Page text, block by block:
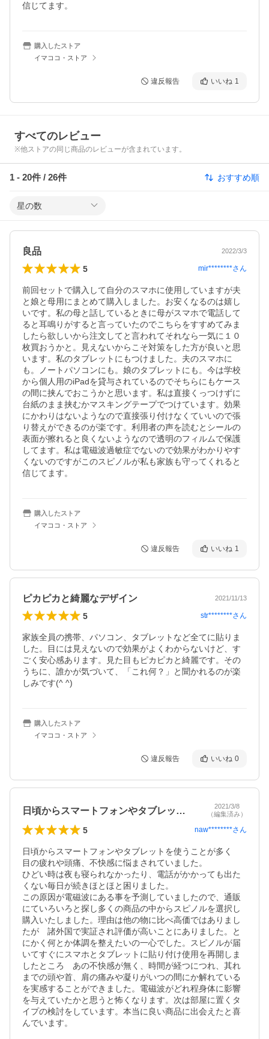
信じてます。
購入したストア
イマココ・ストア
違反報告 いいね 1
すべてのレビュー
※他ストアの同じ商品のレビューが含まれています。
1 - 20件 / 26件 おすすめ順
星の数
良品 2022/3/3
5 mir********さん
前回セットで購入して自分のスマホに使用していますが夫
と娘と母用にまとめて購入しました。お安くなるのは嬉し
いです。私の母と話しているときに母がスマホで電話して
ると耳鳴りがすると言っていたのでこちらをすすめてみま
したら欲しいから注文してと言われてそれなら一気に１０
枚買おうかと。見えないからこそ対策をした方が良いと思
います。私のタブレットにもつけました。夫のスマホに
も。ノートパソコンにも。娘のタブレットにも。今は学校
から個人用のiPadを貸与されているのでそちらにもケース
の間に挟んでおこうかと思います。私は直接くっつけずに
台紙のまま挟むかマスキングテープでつけています。効果
にかわりはないようなので直接張り付けなくていいので張
り替えができるのが楽です。利用者の声を読むとシールの
表面が擦れると良くないようなので透明のフィルムで保護
してます。私は電磁波過敏症でないので効果がわかりやす
くないのですがこのスピノルが私も家族も守ってくれると
信じてます。
購入したストア
イマココ・ストア
違反報告 いいね 1
ピカピカと綺麗なデザイン 2021/11/13
5 str********さん
家族全員の携帯、パソコン、タブレットなど全てに貼りま
した。目には見えないので効果がよくわからないけど、す
ごく安心感あります。見た目もピカピカと綺麗です。その
うちに、誰かが気づいて、「これ何？」と聞かれるのが楽
しみです(^ ^)
購入したストア
イマココ・ストア
違反報告 いいね 0
日頃からスマートフォンやタブレットを使…
2021/3/8
（編集済み）
5 naw********さん
日頃からスマートフォンやタブレットを使うことが多く
目の疲れや頭痛、不快感に悩まされていました。
ひどい時は夜も寝られなかったり、電話がかかっても出た
くない毎日が続きほとほと困りました。
この原因が電磁波にある事を予測していましたので、通販
にていろいろと探し多くの商品の中からスピノルを選択し
購入いたしました。理由は他の物に比べ高価ではありまし
たが　諸外国で実証され評価が高いことにありました。と
にかく何とか体調を整えたいの一心でした。スピノルが届
いてすぐにスマホとタブレットに貼り付け使用を再開しま
したところ　あの不快感が無く、時間が経つにつれ、其れ
までの頭や首、肩の痛みや凝りがいつの間にか解れている
を実感することができました。電磁波がどれ程身体に影響
を与えていたかと思うと怖くなります。次は部屋に置くタ
イプの検討をしています。本当に良い商品に出会えたと喜
んでいます。